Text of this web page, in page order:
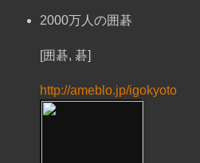
2000万人の囲碁
[囲碁, 碁]
http://ameblo.jp/igokyoto